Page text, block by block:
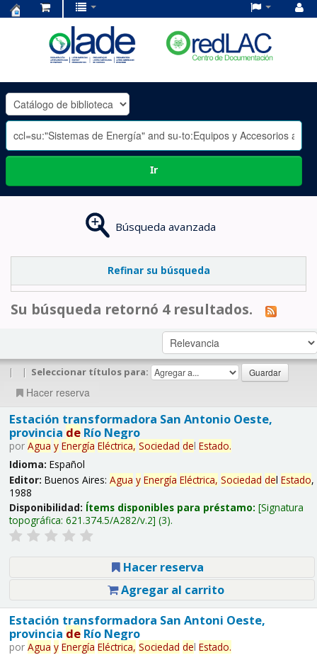
OLADE
-
Ir
Búsqueda avanzada
Refinar su búsqueda
Su búsqueda retornó 4 resultados.
| | Seleccionar títulos para:
Hacer reserva
Estación transformadora San Antonio Oeste,
provincia deRío Negro
por Agua y Energía Eléctrica, Sociedad del Estado.
Idioma: Español
Editor: Buenos Aires: Agua y Energía Eléctrica, Sociedad del Estado,
1988
Disponibilidad: Ítems disponibles para préstamo: Signatura
topográfica: 621.374.5/A282/v.2 (3).
Hacer reserva
Agregar al carrito
Estación transformadora San Antoni Oeste,
provincia deRío Negro
por Agua y Energía Eléctrica, Sociedad del Estado.